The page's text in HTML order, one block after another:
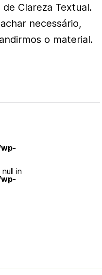
Clareza Textual.
necessário,
o material.
in